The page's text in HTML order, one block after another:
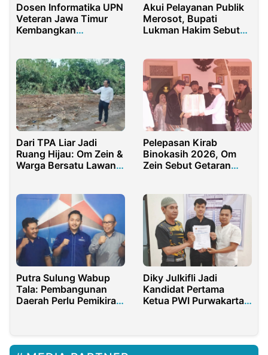
Dosen Informatika UPN
Veteran Jawa Timur
Kembangkan
Akui Pelayanan Publik
Merosot, Bupati
Lukman Hakim Sebut
Dari TPA Liar Jadi
Ruang Hijau: Om Zein &
Warga Bersatu Lawan
Pelepasan Kirab
Binokasih 2026, Om
Zein Sebut Getaran
Putra Sulung Wabup
Tala: Pembangunan
Daerah Perlu Pemikiran
Diky Julkifli Jadi
Kandidat Pertama
Ketua PWI Purwakarta,